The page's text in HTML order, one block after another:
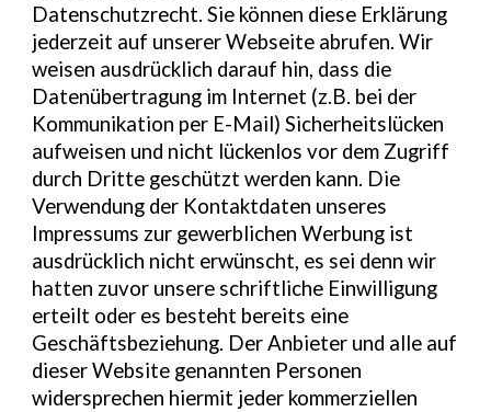
Datenschutzrecht. Sie können diese Erklärung
jederzeit auf unserer Webseite abrufen. Wir
weisen ausdrücklich darauf hin, dass die
Datenübertragung im Internet (z.B. bei der
Kommunikation per E-Mail) Sicherheitslücken
aufweisen und nicht lückenlos vor dem Zugriff
durch Dritte geschützt werden kann. Die
Verwendung der Kontaktdaten unseres
Impressums zur gewerblichen Werbung ist
ausdrücklich nicht erwünscht, es sei denn wir
hatten zuvor unsere schriftliche Einwilligung
erteilt oder es besteht bereits eine
Geschäftsbeziehung. Der Anbieter und alle auf
dieser Website genannten Personen
widersprechen hiermit jeder kommerziellen